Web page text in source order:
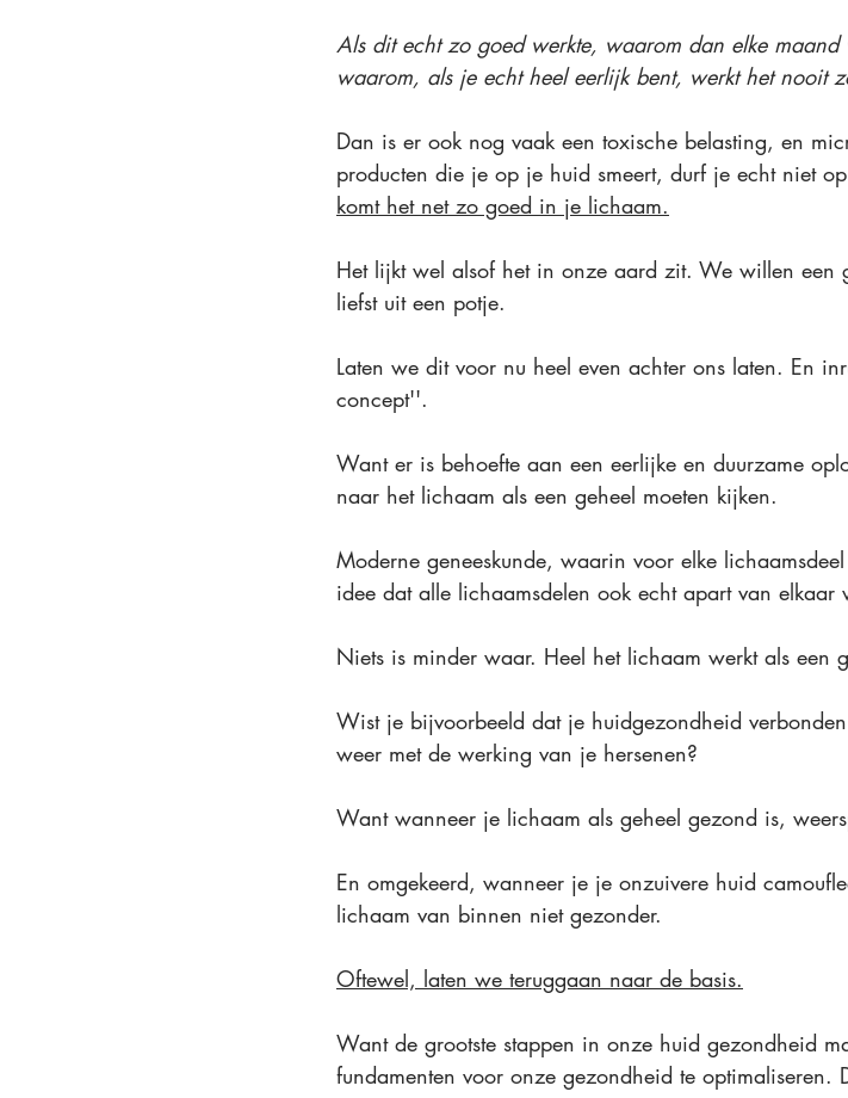
Als dit echt zo goed werkte, waarom dan elke
waarom, als je echt heel eerlijk bent, werkt het nooit
Dan is er ook nog vaak een toxische belasting, en
producten die je op je huid smeert, durf je echt niet
komt het net zo goed in je lichaam.
Het lijkt wel alsof het in onze aard zit. We willen een
liefst uit een potje.
Laten we dit voor nu heel even achter ons laten. En
concept''.
Want er is behoefte aan een eerlijke en duurzame
naar het lichaam als een geheel moeten kijken.
Moderne geneeskunde, waarin voor elke
idee dat alle lichaamsdelen ook echt apart van elkaar
Niets is minder waar. Heel het lichaam werkt als een
Wist je bijvoorbeeld dat je huidgezondheid
weer met de werking van je hersenen?
Want wanneer je lichaam als geheel gezond is,
En omgekeerd, wanneer je je onzuivere huid
lichaam van binnen niet gezonder.
Oftewel, laten we teruggaan naar de basis.
Want de grootste stappen in onze huid gezondheid
fundamenten voor onze gezondheid te optimaliseren.